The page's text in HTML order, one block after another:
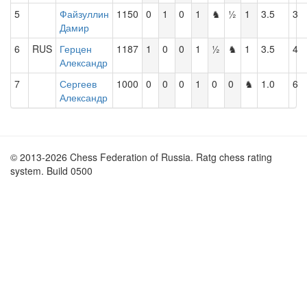
5
Файзуллин
Дамир
1150 0 1 0 1 ♞ ½ 1 3.5 3
6 RUS Герцен
Александр
1187 1 0 0 1 ½ ♞ 1 3.5 4
7
Сергеев
Александр
1000 0 0 0 1 0 0 ♞ 1.0 6
© 2013-2026 Chess Federation of Russia. Ratg chess rating
system. Build 0500